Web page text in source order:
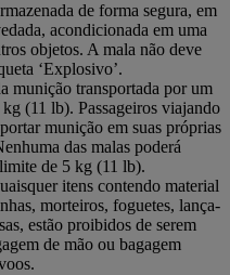
de forma segura, em
acondicionada em uma
objetos. A mala não deve
‘Explosivo’.
munição transportada por um
(11 lb). Passageiros viajando
munição em suas próprias
das malas poderá
de 5 kg (11 lb).
itens contendo material
morteiros, foguetes, lança-
estão proibidos de serem
de mão ou bagagem